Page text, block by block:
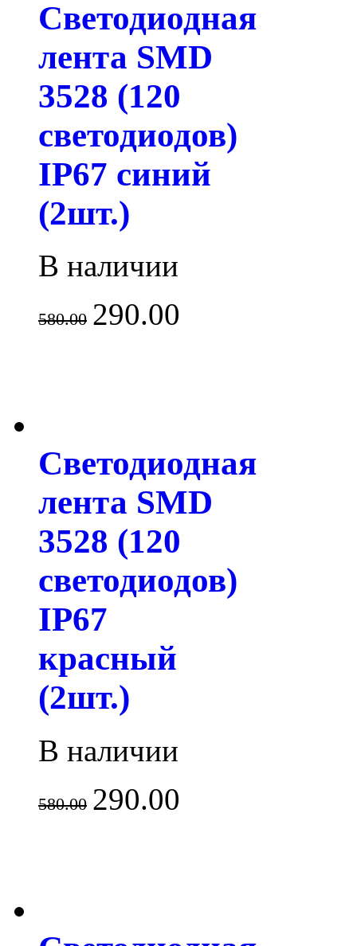
Светодиодная
лента SMD
3528 (120
светодиодов)
IP67 синий
(2шт.)
В наличии
580.00 290.00
Светодиодная
лента SMD
3528 (120
светодиодов)
IP67
красный
(2шт.)
В наличии
580.00 290.00